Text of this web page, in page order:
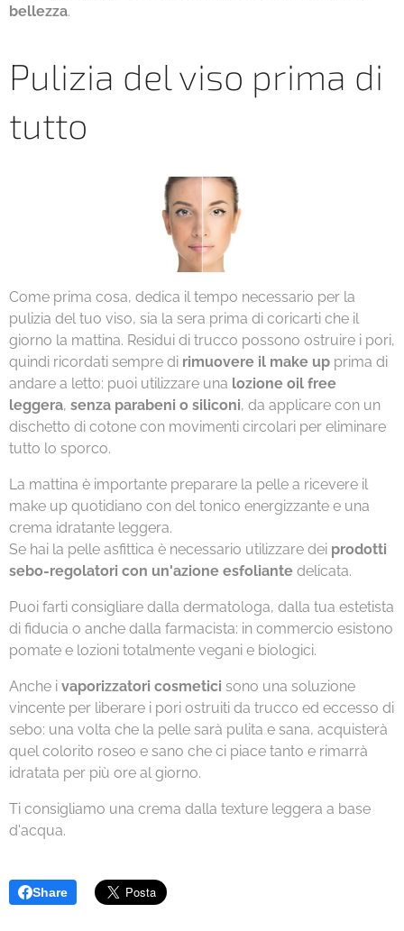
bellezza.
Pulizia del viso prima di
tutto
Come prima cosa, dedica il tempo necessario per la
pulizia del tuo viso, sia la sera prima di coricarti che il
giorno la mattina. Residui di trucco possono ostruire i pori,
quindi ricordati sempre di rimuovere il make up prima di
andare a letto: puoi utilizzare una lozione oil free
leggera, senza parabeni o siliconi, da applicare con un
dischetto di cotone con movimenti circolari per eliminare
tutto lo sporco.
La mattina è importante preparare la pelle a ricevere il
make up quotidiano con del tonico energizzante e una
crema idratante leggera.
Se hai la pelle asfittica è necessario utilizzare dei prodotti
sebo-regolatori con un'azione esfoliante delicata.
Puoi farti consigliare dalla dermatologa, dalla tua estetista
di fiducia o anche dalla farmacista: in commercio esistono
pomate e lozioni totalmente vegani e biologici.
Anche i vaporizzatori cosmetici sono una soluzione
vincente per liberare i pori ostruiti da trucco ed eccesso di
sebo: una volta che la pelle sarà pulita e sana, acquisterà
quel colorito roseo e sano che ci piace tanto e rimarrà
idratata per più ore al giorno.
Ti consigliamo una crema dalla texture leggera a base
d'acqua.
Share